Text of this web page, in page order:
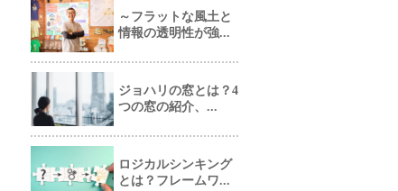
～フラットな風土と
情報の透明性が強...
ジョハリの窓とは？4
つの窓の紹介、...
ロジカルシンキング
とは？フレームワ...